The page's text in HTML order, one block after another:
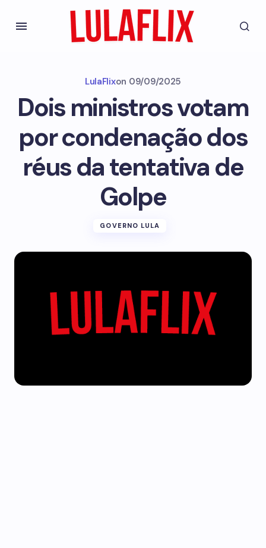
LulaFlixon 09/09/2025
Dois ministros votam
por condenação dos
réus da tentativa de
Golpe
GOVERNO LULA